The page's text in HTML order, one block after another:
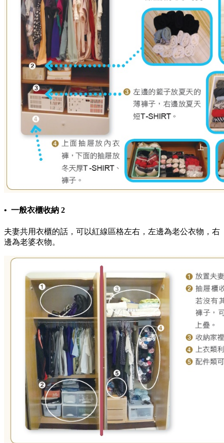
• 一般衣櫃收納 2
夫妻共用衣櫃的話，可以紅線區格左右，左邊為老公衣物，右
邊為老婆衣物。